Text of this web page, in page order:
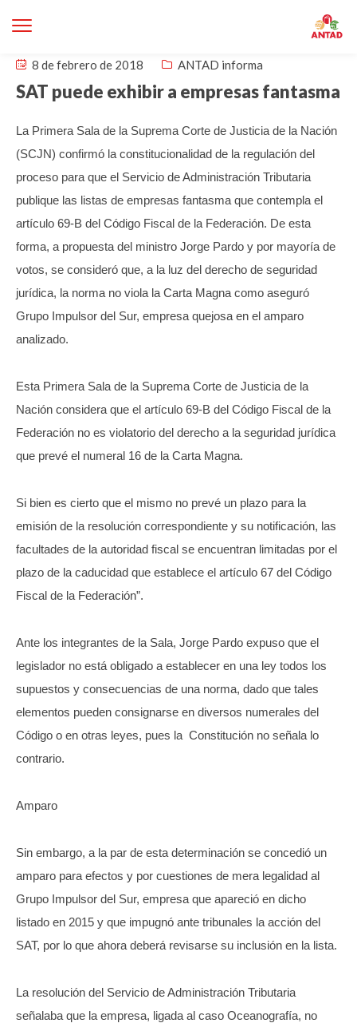
8 de febrero de 2018 ANTAD informa
SAT puede exhibir a empresas fantasma
La Primera Sala de la Suprema Corte de Justicia de la Nación
(SCJN) confirmó la constitucionalidad de la regulación del
proceso para que el Servicio de Administración Tributaria
publique las listas de empresas fantasma que contempla el
artículo 69-B del Código Fiscal de la Federación. De esta
forma, a propuesta del ministro Jorge Pardo y por mayoría de
votos, se consideró que, a la luz del derecho de seguridad
jurídica, la norma no viola la Carta Magna como aseguró
Grupo Impulsor del Sur, empresa quejosa en el amparo
analizado.
Esta Primera Sala de la Suprema Corte de Justicia de la
Nación considera que el artículo 69-B del Código Fiscal de la
Federación no es violatorio del derecho a la seguridad jurídica
que prevé el numeral 16 de la Carta Magna.
Si bien es cierto que el mismo no prevé un plazo para la
emisión de la resolución correspondiente y su notificación, las
facultades de la autoridad fiscal se encuentran limitadas por el
plazo de la caducidad que establece el artículo 67 del Código
Fiscal de la Federación”.
Ante los integrantes de la Sala, Jorge Pardo expuso que el
legislador no está obligado a establecer en una ley todos los
supuestos y consecuencias de una norma, dado que tales
elementos pueden consignarse en diversos numerales del
Código o en otras leyes, pues la Constitución no señala lo
contrario.
Amparo
Sin embargo, a la par de esta determinación se concedió un
amparo para efectos y por cuestiones de mera legalidad al
Grupo Impulsor del Sur, empresa que apareció en dicho
listado en 2015 y que impugnó ante tribunales la acción del
SAT, por lo que ahora deberá revisarse su inclusión en la lista.
La resolución del Servicio de Administración Tributaria
señalaba que la empresa, ligada al caso Oceanografía, no